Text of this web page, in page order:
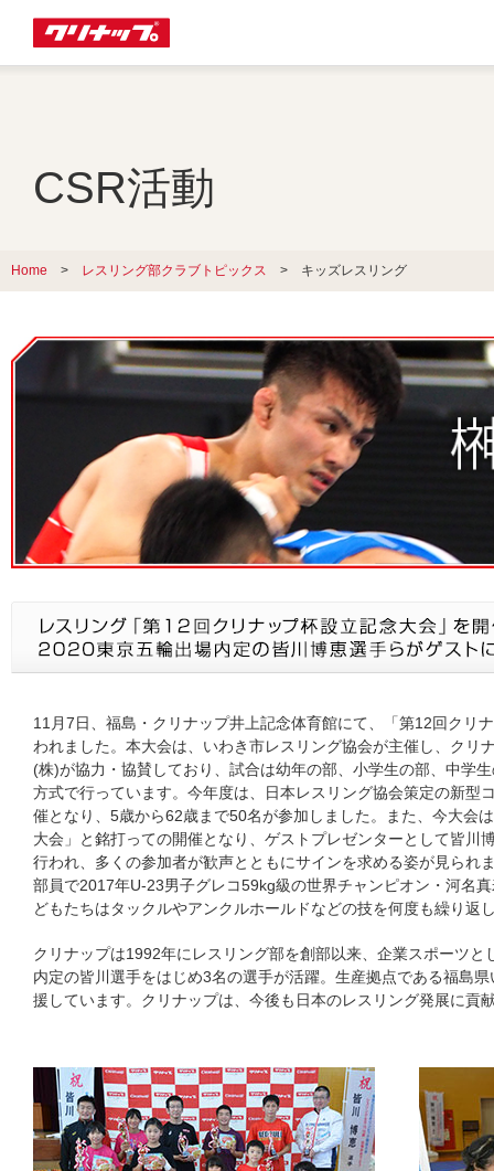
CSR活動
Home > レスリング部クラブトピックス > キッズレスリング
11月7日、福島・クリナップ井上記念体育館にて、「第12回クリ
われました。本大会は、いわき市レスリング協会が主催し、クリ
(株)が協力・協賛しており、試合は幼年の部、小学生の部、中学
方式で行っています。今年度は、日本レスリング協会策定の新型
催となり、5歳から62歳まで50名が参加しました。また、今大会
大会」と銘打っての開催となり、ゲストプレゼンターとして皆川
行われ、多くの参加者が歓声とともにサインを求める姿が見られ
部員で2017年U-23男子グレコ59kg級の世界チャンピオン・河名
どもたちはタックルやアンクルホールドなどの技を何度も繰り返
クリナップは1992年にレスリング部を創部以来、企業スポーツ
内定の皆川選手をはじめ3名の選手が活躍。生産拠点である福島
援しています。クリナップは、今後も日本のレスリング発展に貢